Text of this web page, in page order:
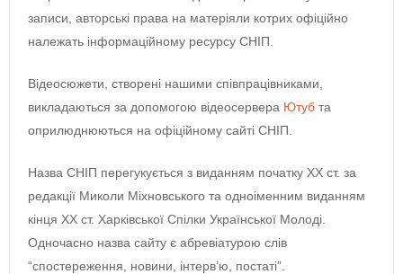
записи, авторські права на матеріяли котрих офіційно
належать інформаційному ресурсу СНІП.
Відеосюжети, створені нашими співпрацівниками,
викладаються за допомогою відеосервера Ютуб та
оприлюднюються на офіційному сайті СНІП.
Назва СНІП перегукується з виданням початку ХХ ст. за
редакції Миколи Міхновського та одноіменним виданням
кінця ХХ ст. Харківської Спілки Української Молоді.
Одночасно назва сайту є абревіатурою слів
“спостереження, новини, інтерв’ю, постаті”.